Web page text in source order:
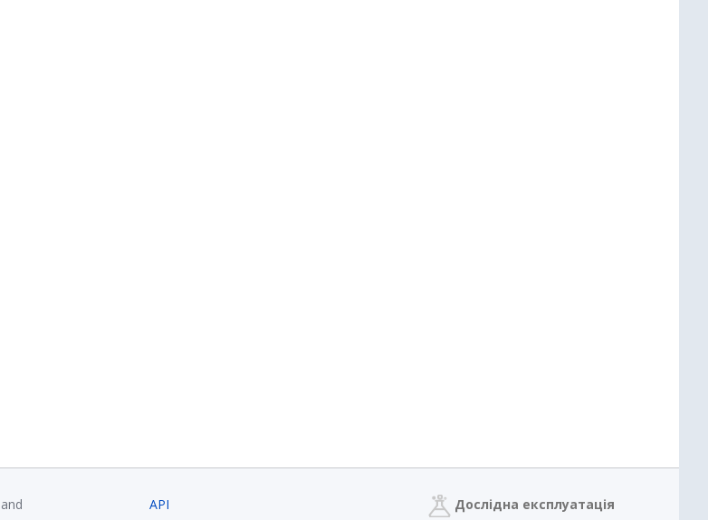
API Дослідна експлуатація